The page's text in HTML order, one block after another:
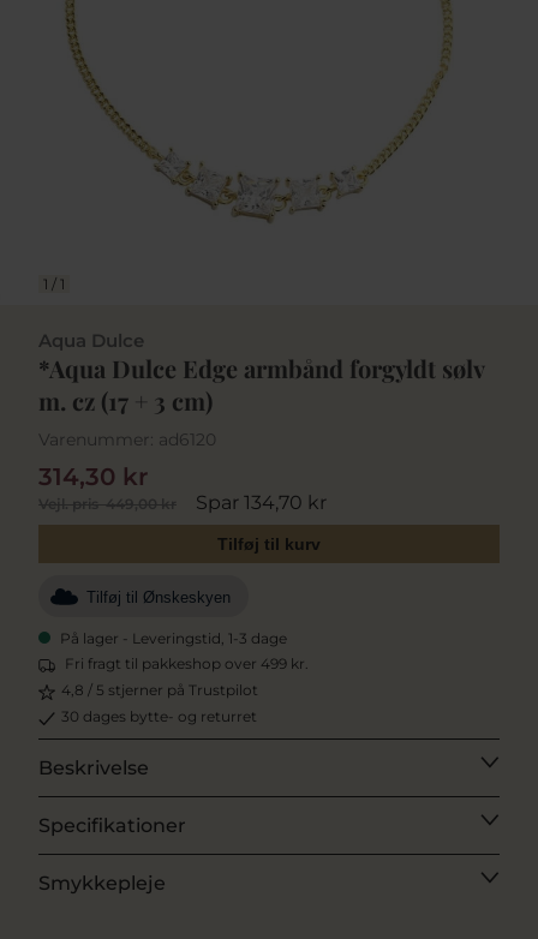
1 / 1
Aqua Dulce
*Aqua Dulce Edge armbånd forgyldt sølv
m. cz (17 + 3 cm)
Varenummer: ad6120
Vejl. pris449,00 kr Spar 134,70 kr
314,30 kr
Tilføj til kurv
Tilføj til Ønskeskyen
På lager - Leveringstid, 1-3 dage
Fri fragt til pakkeshop over 499 kr.
4,8 / 5 stjerner på Trustpilot
30 dages bytte- og returret
Beskrivelse
Specifikationer
Smykkepleje